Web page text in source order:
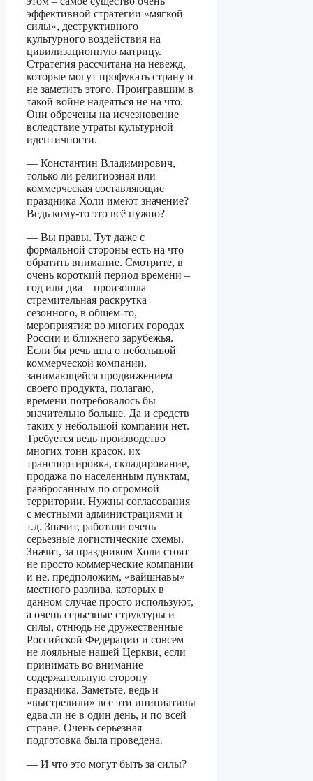
эффективной стратегии «мягкой
силы», деструктивного
культурного воздействия на
цивилизационную матрицу.
Стратегия рассчитана на невежд,
которые могут профукать страну и
не заметить этого. Проигравшим в
такой войне надеяться не на что.
Они обречены на исчезновение
вследствие утраты культурной
идентичности.
— Константин Владимирович,
только ли религиозная или
коммерческая составляющие
праздника Холи имеют значение?
Ведь кому-то это всё нужно?
— Вы правы. Тут даже с
формальной стороны есть на что
обратить внимание. Смотрите, в
очень короткий период времени –
год или два – произошла
стремительная раскрутка
сезонного, в общем-то,
мероприятия: во многих городах
России и ближнего зарубежья.
Если бы речь шла о небольшой
коммерческой компании,
занимающейся продвижением
своего продукта, полагаю,
времени потребовалось бы
значительно больше. Да и средств
таких у небольшой компании нет.
Требуется ведь производство
многих тонн красок, их
транспортировка, складирование,
продажа по населенным пунктам,
разбросанным по огромной
территории. Нужны согласования
с местными администрациями и
т.д. Значит, работали очень
серьезные логистические схемы.
Значит, за праздником Холи стоят
не просто коммерческие компании
и не, предположим, «вайшнавы»
местного разлива, которых в
данном случае просто используют,
а очень серьезные структуры и
силы, отнюдь не дружественные
Российской Федерации и совсем
не лояльные нашей Церкви, если
принимать во внимание
содержательную сторону
праздника. Заметьте, ведь и
«выстрелили» все эти инициативы
едва ли не в один день, и по всей
стране. Очень серьезная
подготовка была проведена.
— И что это могут быть за силы?